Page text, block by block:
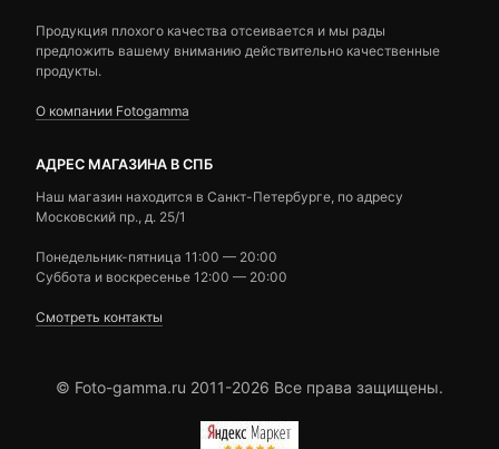
Продукция плохого качества отсеивается и мы рады
предложить вашему вниманию действительно качественные
продукты.
О компании Fotogamma
АДРЕС МАГАЗИНА В СПБ
Наш магазин находится в Санкт-Петербурге, по адресу
Московский пр., д. 25/1
Понедельник-пятница 11:00 — 20:00
Суббота и воскресенье 12:00 — 20:00
Смотреть контакты
© Foto-gamma.ru 2011-2026 Все права защищены.